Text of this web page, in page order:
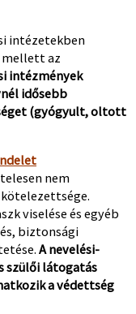
intézetekben
mellett az
intézmények
idősebb
(gyógyult, oltott
nem
viselése és egyéb
biztonsági
A nevelési-
szülői látogatás
a védettség